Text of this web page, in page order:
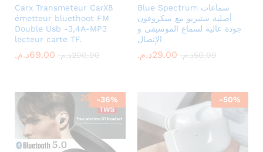
Carx Transmeteur CarX8
émetteur bluethoot FM
Double Usb -3,4A-MP3
lecteur carte TF.
69.00د.م. 200.00د.م.
Blue Spectrum سماعات
أصلية ستيريو مع ميكروفون
جودة عالية لسماع الموسيقى و
الإتصال
29.00د.م. 50.00د.م.
-36% -50%